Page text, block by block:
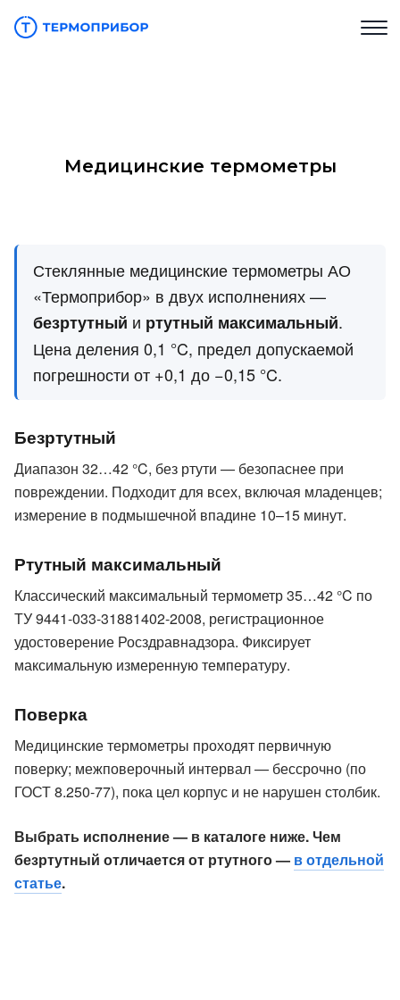
Медицинские термометры
Стеклянные медицинские термометры АО
«Термоприбор» в двух исполнениях —
безртутный и ртутный максимальный.
Цена деления 0,1 °C, предел допускаемой
погрешности от +0,1 до −0,15 °C.
Безртутный
Диапазон 32…42 °C, без ртути — безопаснее при
повреждении. Подходит для всех, включая младенцев;
измерение в подмышечной впадине 10–15 минут.
Ртутный максимальный
Классический максимальный термометр 35…42 °C по
ТУ 9441-033-31881402-2008, регистрационное
удостоверение Росздравнадзора. Фиксирует
максимальную измеренную температуру.
Поверка
Медицинские термометры проходят первичную
поверку; межповерочный интервал — бессрочно (по
ГОСТ 8.250-77), пока цел корпус и не нарушен столбик.
Выбрать исполнение — в каталоге ниже. Чем
безртутный отличается от ртутного — в отдельной
статье.